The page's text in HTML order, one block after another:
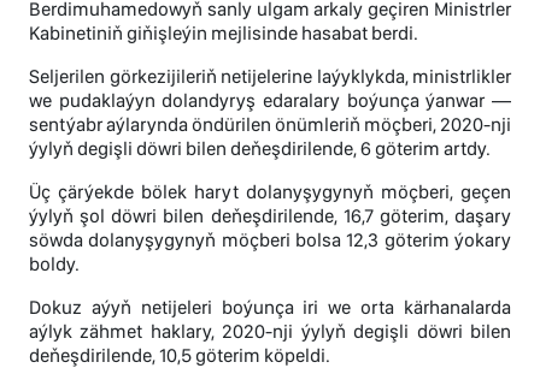
Berdimuhamedowyň sanly ulgam arkaly geçiren Ministrler
Kabinetiniň giňişleýin mejlisinde hasabat berdi.
Seljerilen görkezijileriň netijelerine laýyklykda, ministrlikler
we pudaklaýyn dolandyryş edaralary boýunça ýanwar —
sentýabr aýlarynda öndürilen önümleriň möçberi, 2020-nji
ýylyň degişli döwri bilen deňeşdirilende, 6 göterim artdy.
Üç çärýekde bölek haryt dolanyşygynyň möçberi, geçen
ýylyň şol döwri bilen deňeşdirilende, 16,7 göterim, daşary
söwda dolanyşygynyň möçberi bolsa 12,3 göterim ýokary
boldy.
Dokuz aýyň netijeleri boýunça iri we orta kärhanalarda
aýlyk zähmet haklary, 2020-nji ýylyň degişli döwri bilen
deňeşdirilende, 10,5 göterim köpeldi.